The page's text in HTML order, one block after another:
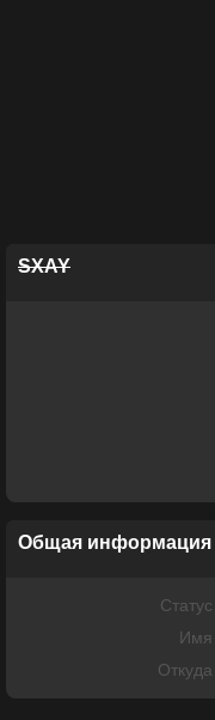
SXAY
Общая информация
Статус
Имя
Откуда